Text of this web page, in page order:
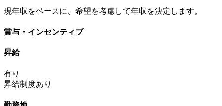
現年収をベースに、希望を考慮して年収を決定します。
賞与・インセンティブ
昇給
有り
昇給制度あり